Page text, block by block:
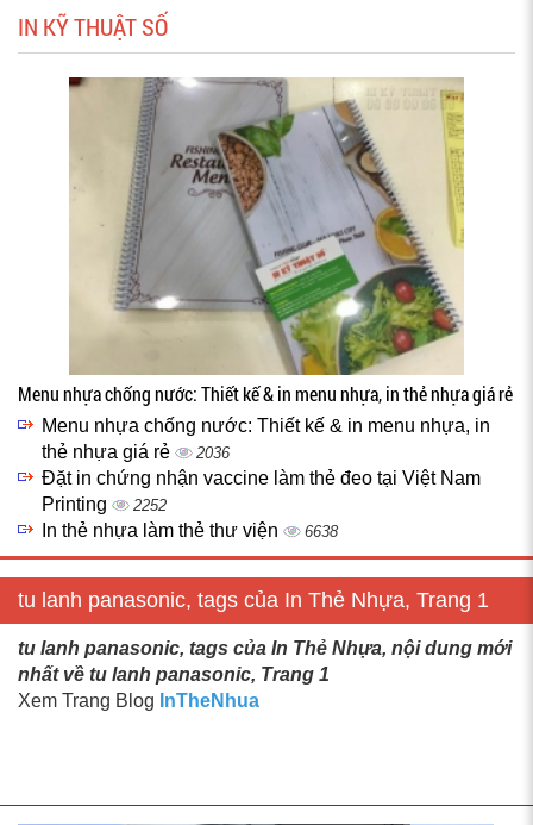
IN KỸ THUẬT SỐ
Menu nhựa chống nước: Thiết kế & in menu nhựa, in thẻ nhựa giá rẻ
Menu nhựa chống nước: Thiết kế & in menu nhựa, in
thẻ nhựa giá rẻ
2036
Đặt in chứng nhận vaccine làm thẻ đeo tại Việt Nam
Printing
2252
In thẻ nhựa làm thẻ thư viện 6638
tu lanh panasonic, tags của In Thẻ Nhựa, Trang 1
tu lanh panasonic, tags của In Thẻ Nhựa, nội dung mới
nhất về tu lanh panasonic, Trang 1
Xem Trang Blog InTheNhua